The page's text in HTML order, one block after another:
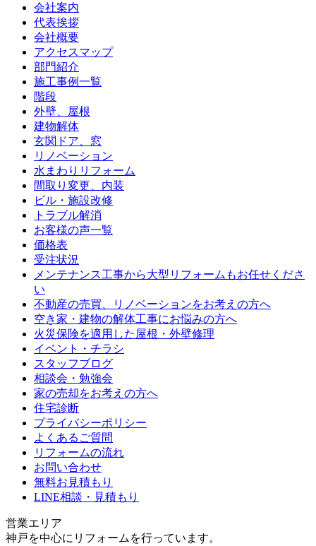
会社案内
代表挨拶
会社概要
アクセスマップ
部門紹介
施工事例一覧
階段
外壁、屋根
建物解体
玄関ドア、窓
リノベーション
水まわりリフォーム
間取り変更、内装
ビル・施設改修
トラブル解消
お客様の声一覧
価格表
受注状況
メンテナンス工事から大型リフォームもお任せくださ
い
不動産の売買、リノベーションをお考えの方へ
空き家・建物の解体工事にお悩みの方へ
火災保険を適用した屋根・外壁修理
イベント・チラシ
スタッフブログ
相談会・勉強会
家の売却をお考えの方へ
住宅診断
プライバシーポリシー
よくあるご質問
リフォームの流れ
お問い合わせ
無料お見積もり
LINE相談・見積もり
営業エリア
神戸を中心にリフォームを行っています。